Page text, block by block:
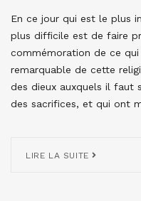
En ce jour qui est le plus
plus difficile est de faire
commémoration de ce
remarquable de cette
des dieux auxquels il faut
des sacrifices, et qui ont
LIRE LA SUITE